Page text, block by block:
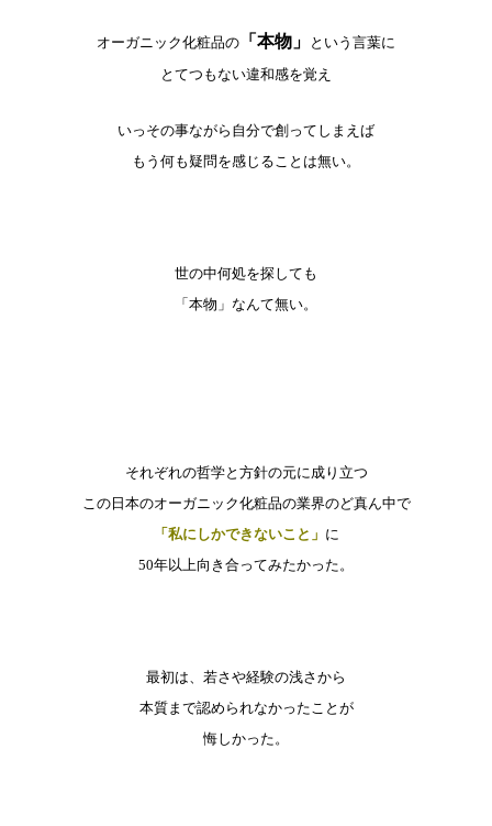
オーガニック化粧品の 「本物」
という言葉に
とてつもない違和感を覚え
いっその事ながら自分で創ってしまえば
もう何も疑問を感じることは無い。
世の中何処を探しても
「本物」なんて無い。
それぞれの哲学と方針の元に成り立つ
この日本のオーガニック化粧品の業界のど真ん中で
「私にしかできないこと」 に
50年以上向き合ってみたかった。
最初は、若さや経験の浅さから
本質まで認められなかったことが
悔しかった。